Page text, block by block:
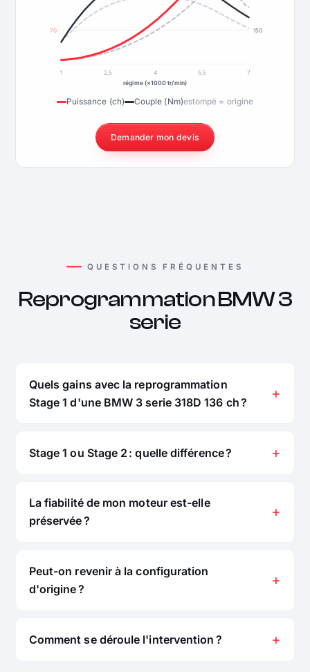
70 150
1 2,5 4 5,5
7
régime (×1000 tr/min)
Puissance (ch) Couple (Nm)estompé = origine
Demander mon devis
QUESTIONS FRÉQUENTES
Reprogrammation BMW 3
serie
Quels gains avec la reprogrammation
Stage 1 d'une BMW 3 serie 318D 136 ch ?
Stage 1 ou Stage 2 : quelle différence ?
La fiabilité de mon moteur est-elle
préservée ?
Peut-on revenir à la configuration
d'origine ?
Comment se déroule l'intervention ?